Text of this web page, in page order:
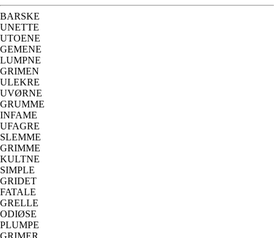
BARSKE
UNETTE
UTOENE
GEMENE
LUMPNE
GRIMEN
ULEKRE
UVØRNE
GRUMME
INFAME
UFAGRE
SLEMME
GRIMME
KULTNE
SIMPLE
GRIDET
FATALE
GRELLE
ODIØSE
PLUMPE
GRIMER